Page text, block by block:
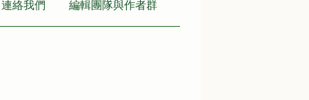
連絡我們 編輯團隊與作者群